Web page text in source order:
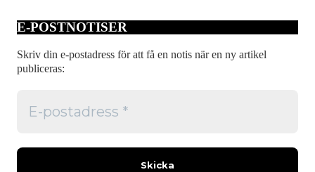
E-POSTNOTISER
Skriv din e-postadress för att få en notis när en ny artikel
publiceras: